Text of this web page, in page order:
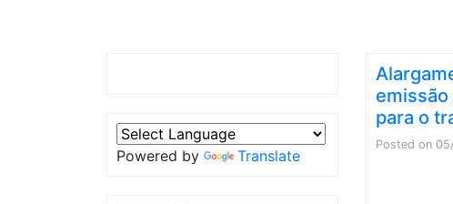
Powered by Translate
para o
Posted on